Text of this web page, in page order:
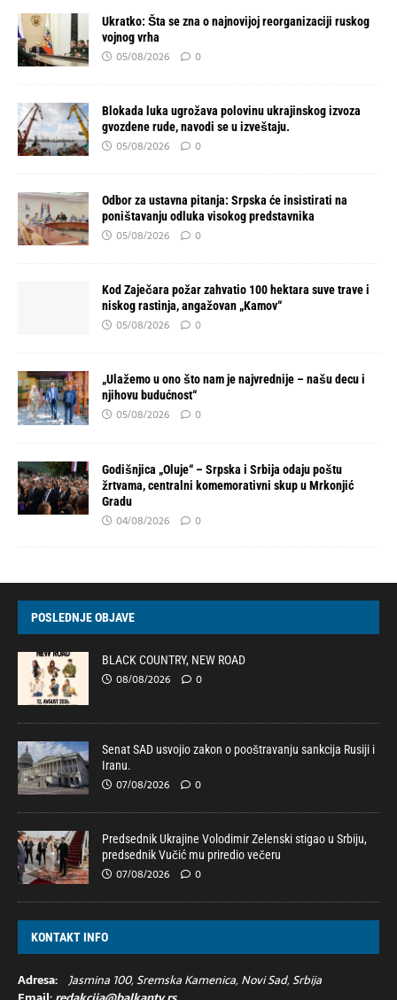
Ukratko: Šta se zna o najnovijoj reorganizaciji ruskog
vojnog vrha
05/08/2026 0
Blokada luka ugrožava polovinu ukrajinskog izvoza
gvozdene rude, navodi se u izveštaju.
05/08/2026 0
Odbor za ustavna pitanja: Srpska će insistirati na
poništavanju odluka visokog predstavnika
05/08/2026 0
Kod Zaječara požar zahvatio 100 hektara suve trave i
niskog rastinja, angažovan „Kamov“
05/08/2026 0
„Ulažemo u ono što nam je najvrednije – našu decu i
njihovu budućnost“
05/08/2026 0
Godišnjica „Oluje“ – Srpska i Srbija odaju poštu
žrtvama, centralni komemorativni skup u Mrkonjić
Gradu
04/08/2026 0
POSLEDNJE OBJAVE
BLACK COUNTRY, NEW ROAD
08/08/2026 0
Senat SAD usvojio zakon o pooštravanju sankcija Rusiji i
Iranu.
07/08/2026 0
Predsednik Ukrajine Volodimir Zelenski stigao u Srbiju,
predsednik Vučić mu priredio večeru
07/08/2026 0
KONTAKT INFO
Adresa: Jasmina 100, Sremska Kamenica, Novi Sad, Srbija